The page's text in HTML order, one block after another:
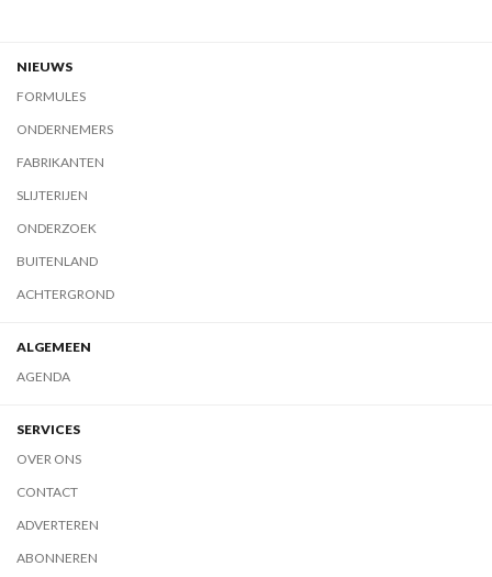
NIEUWS
FORMULES
ONDERNEMERS
FABRIKANTEN
SLIJTERIJEN
ONDERZOEK
BUITENLAND
ACHTERGROND
ALGEMEEN
AGENDA
SERVICES
OVER ONS
CONTACT
ADVERTEREN
ABONNEREN